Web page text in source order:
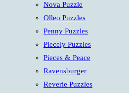
Nova Puzzle
Olleo Puzzles
Penny Puzzles
Piecely Puzzles
Pieces & Peace
Ravensburger
Reverie Puzzles